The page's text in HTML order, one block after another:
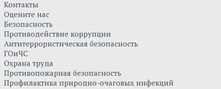
Контакты
Оцените нас
Безопасность
Противодействие коррупции
Антитеррористическая безопасность
ГОиЧС
Охрана труда
Противопожарная безопасность
Профилактика природно-очаговых инфекций